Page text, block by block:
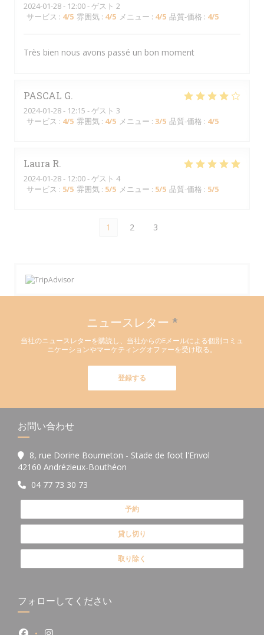
2024-01-28- 12:00 - ゲスト 2
サービス : 4/5 雰囲気 : 4/5 メニュー : 4/5 品質-価格 : 4/5
Très bien nous avons passé un bon moment
PASCAL G
2024-01-28- 12:15 - ゲスト 3
サービス : 4/5 雰囲気 : 4/5 メニュー : 3/5 品質-価格 : 4/5
Laura R
2024-01-28- 12:00 - ゲスト 4
サービス : 5/5 雰囲気 : 5/5 メニュー : 5/5 品質-価格 : 5/5
1 2 3
ニュースレター *
当社のニュースレターを購読し、当社からのEメールによる個別コミュ
ニケーションやマーケティングオファーを受け取る。
登録する
お問い合わせ
8, rue Dorine Bourneton - Stade de foot l'Envol
42160 Andrézieux-Bouthéon
04 77 73 30 73
予約
貸し切り
取り除く
フォローしてください